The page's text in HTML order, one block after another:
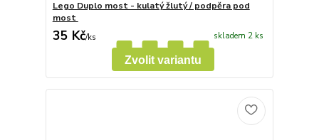
Lego Duplo most - kulatý žlutý / podpěra pod
most
35 Kč/ks skladem 2 ks
Zvolit variantu